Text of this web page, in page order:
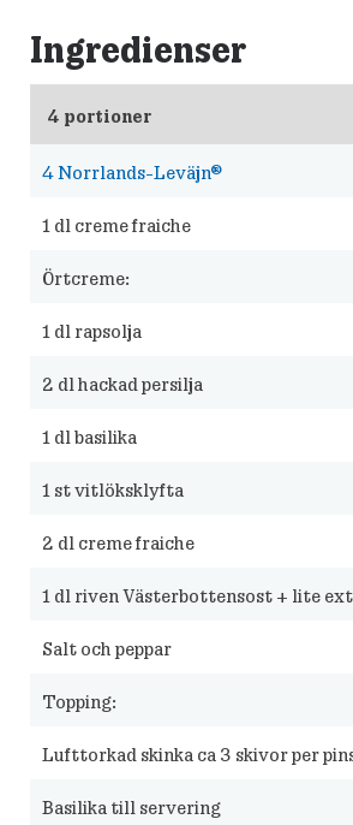
Ingredienser
4Norrlands-Leväjn®
1 dl creme fraiche
Örtcreme:
1 dl rapsolja
2 dl hackad persilja
1 dl basilika
1 st vitlöksklyfta
2 dl creme fraiche
1 dl riven Västerbottensost + lite
Salt och peppar
Topping:
Lufttorkad skinka ca 3 skivor per
Basilika till servering